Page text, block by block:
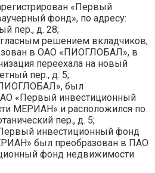
«Первый
фонд», по адресу:
пер., д. 28;
решением вкладчиков,
в ОАО «ПИОГЛОБАЛ», в
переехала на новый
пер., д. 5;
был
«Первый инвестиционный
МЕРИАН» и расположился по
пер., д. 5;
инвестиционный фонд
был преобразован в ПАО
фонд недвижимости